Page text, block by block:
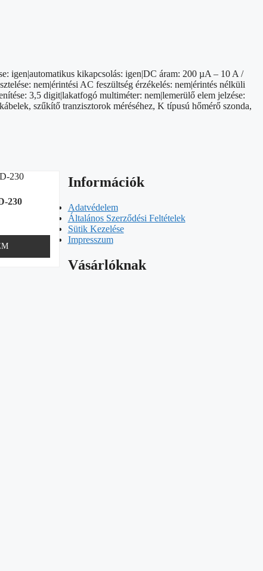
igen|automatikus kikapcsolás: igen|DC áram: 200 µA – 10 A /
nem|érintési AC feszültség érzékelés: nem|érintés nélküli
3,5 digit|lakatfogó multiméter: nem|lemerülő elem jelzése:
szűkítő tranzisztorok méréséhez, K típusú hőmérő szonda,
230
Információk
Adatvédelem
Általános Szerződési Feltételek
Sütik Kezelése
Impresszum
Vásárlóknak